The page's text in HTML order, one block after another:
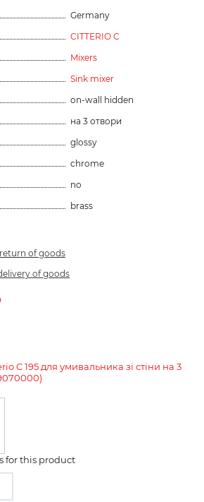
Germany
CITTERIO C
Mixers
Sink mixer
on-wall hidden
на 3 отвори
glossy
chrome
no
brass
of goods
of goods
C 195 для умивальника зі стіни на 3
for this product